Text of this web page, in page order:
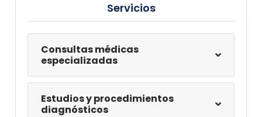
Servicios
consultas médicas
especializadas
estudios y procedimientos
diagnósticos